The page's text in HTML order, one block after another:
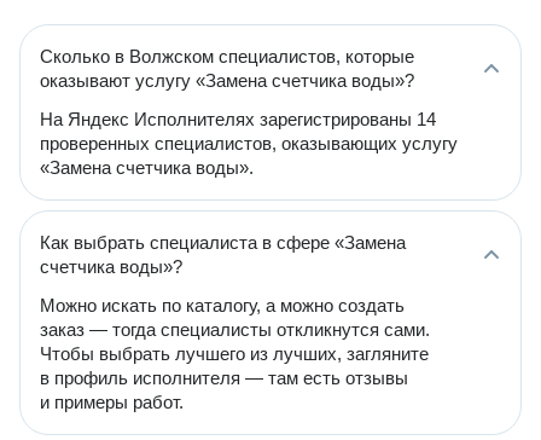
Сколько в Волжском специалистов, которые
оказывают услугу «Замена счетчика воды»?
На Яндекс Исполнителях зарегистрированы 14
проверенных специалистов, оказывающих услугу
«Замена счетчика воды».
Как выбрать специалиста в сфере «Замена
счетчика воды»?
Можно искать по каталогу, а можно создать
заказ — тогда специалисты откликнутся сами.
Чтобы выбрать лучшего из лучших, загляните
в профиль исполнителя — там есть отзывы
и примеры работ.